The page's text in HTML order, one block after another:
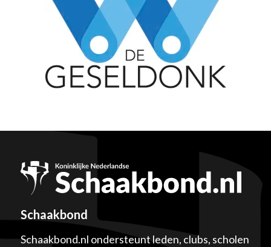
Schaakbond
Schaakbond.nl ondersteunt leden, clubs, scholen